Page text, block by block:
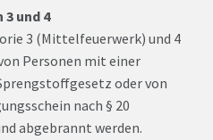
und 4
3 (Mittelfeuerwerk) und 4
Personen mit einer
oder von
nach § 20
abgebrannt werden.